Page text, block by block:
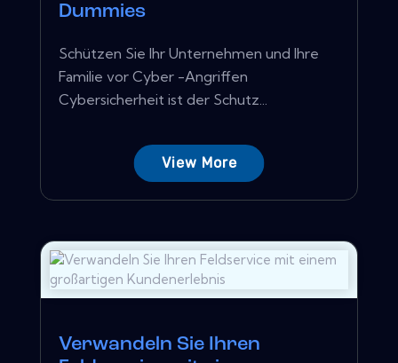
Dummies
Schützen Sie Ihr Unternehmen und Ihre
Familie vor Cyber ​​-Angriffen
Cybersicherheit ist der Schutz...
View More
Verwandeln Sie Ihren